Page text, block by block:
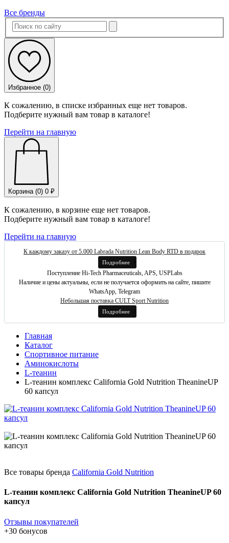
Все бренды
Избранное (0)
К сожалению, в списке избранных еще нет товаров.
Подберите нужный вам товар в каталоге!
Перейти на главную
Корзина (0) 0 ₽
К сожалению, в корзине еще нет товаров.
Подберите нужный вам товар в каталоге!
Перейти на главную
К каждому заказу от 5.000 Labrada Nutrition Lean Body RTD в подарок
Подробнее
Поступление Hi-Tech Pharmaceuticals, APS, USPLabs
Наличие и цены актуальны, если не получается оформить на сайте, пишите
WhatsApp, Telegram
Небольшая поставка CULT Sport Nutrition
Подробнее
Главная
Каталог
Спортивное питание
Аминокислоты
L-теанин
L-теанин комплекс California Gold Nutrition TheanineUP
60 капсул
Все товары бренда California Gold Nutrition
L-теанин комплекс California Gold Nutrition TheanineUP 60
капсул
Отзывы покупателей
+30 бонусов